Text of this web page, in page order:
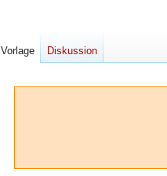
Vorlage Diskussion